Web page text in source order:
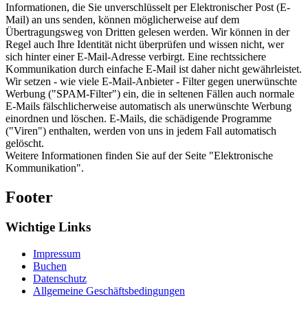
Informationen, die Sie unverschlüsselt per Elektronischer Post (E-
Mail) an uns senden, können möglicherweise auf dem
Übertragungsweg von Dritten gelesen werden. Wir können in der
Regel auch Ihre Identität nicht überprüfen und wissen nicht, wer
sich hinter einer E-Mail-Adresse verbirgt. Eine rechtssichere
Kommunikation durch einfache E-Mail ist daher nicht gewährleistet.
Wir setzen - wie viele E-Mail-Anbieter - Filter gegen unerwünschte
Werbung ("SPAM-Filter") ein, die in seltenen Fällen auch normale
E-Mails fälschlicherweise automatisch als unerwünschte Werbung
einordnen und löschen. E-Mails, die schädigende Programme
("Viren") enthalten, werden von uns in jedem Fall automatisch
gelöscht.
Weitere Informationen finden Sie auf der Seite "Elektronische
Kommunikation".
Footer
Wichtige Links
Impressum
Buchen
Datenschutz
Allgemeine Geschäftsbedingungen